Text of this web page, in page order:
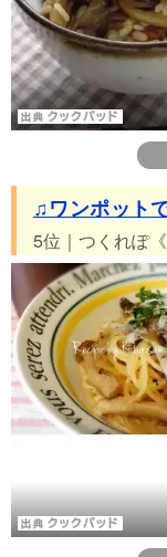
♫ワンポット
5位｜つくれぽ《